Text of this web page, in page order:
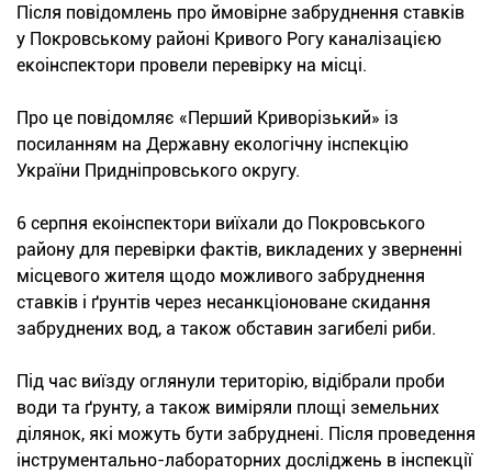
Після повідомлень про ймовірне забруднення ставків
у Покровському районі Кривого Рогу каналізацією
екоінспектори провели перевірку на місці.
Про це повідомляє «Перший Криворізький» із
посиланням на Державну екологічну інспекцію
України Придніпровського округу.
6 серпня екоінспектори виїхали до Покровського
району для перевірки фактів, викладених у зверненні
місцевого жителя щодо можливого забруднення
ставків і ґрунтів через несанкціоноване скидання
забруднених вод, а також обставин загибелі риби.
Під час виїзду оглянули територію, відібрали проби
води та ґрунту, а також виміряли площі земельних
ділянок, які можуть бути забруднені. Після проведення
інструментально-лабораторних досліджень в інспекції